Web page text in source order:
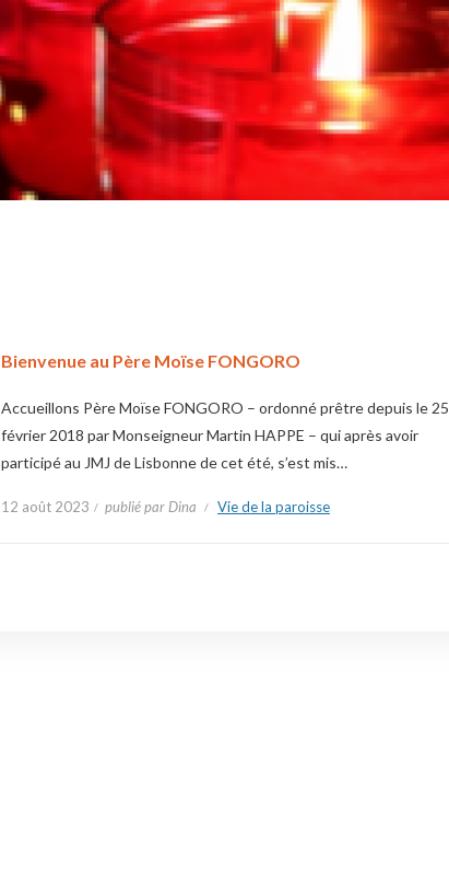
Bienvenue au Père Moïse FONGORO
Accueillons Père Moïse FONGORO – ordonné prêtre depuis le 25
février 2018 par Monseigneur Martin HAPPE – qui après avoir
participé au JMJ de Lisbonne de cet été, s’est mis…
12 août 2023 publié par Dina Vie de la paroisse